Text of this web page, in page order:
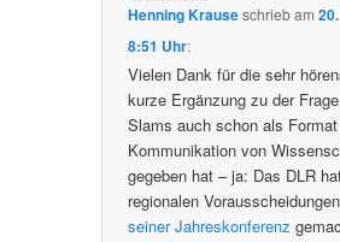
Henning Krauseschriebam
8:51 Uhr:
Vielen Dank für die sehr
kurze Ergänzung zu der
Slams auch schon als
Kommunikation von
gegeben hat – ja: Das DLR
regionalen
seiner Jahreskonferenz